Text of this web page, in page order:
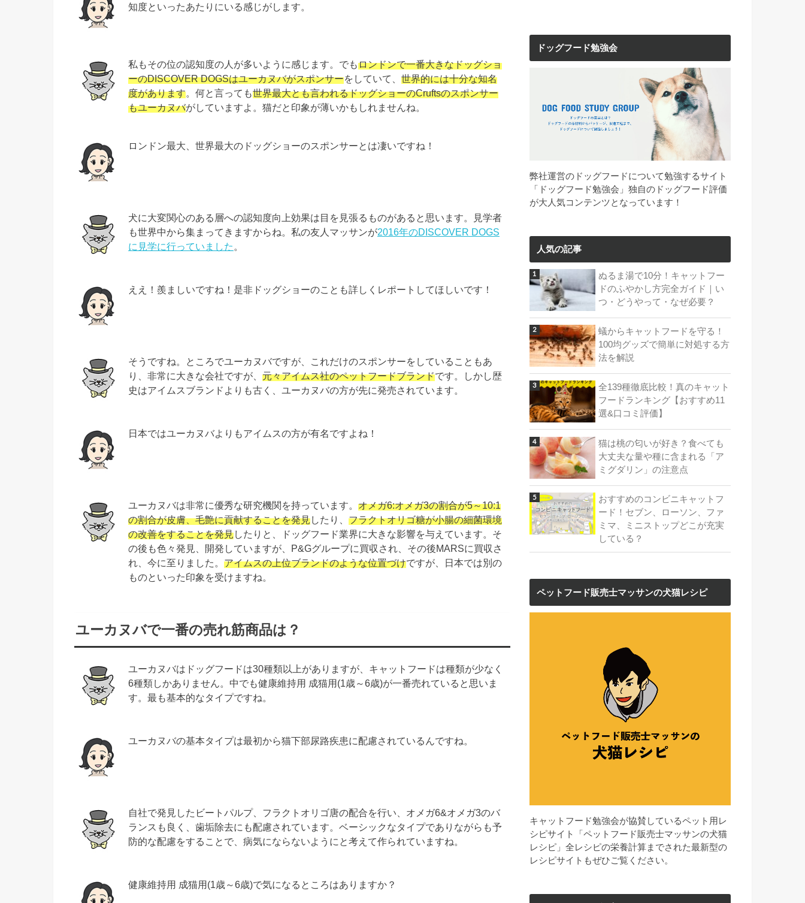
知度といったあたりにいる感じがします。
私もその位の認知度の人が多いように感じます。でもロンドンで一番大きなドッグショ
ーのDISCOVER DOGSはユーカヌバがスポンサーをしていて、 世界的には十分な知名
度があります。何と言っても世界最大とも言われるドッグショーのCruftsのスポンサー
もユーカヌバがしていますよ。猫だと印象が薄いかもしれませんね。
ロンドン最大、世界最大のドッグショーのスポンサーとは凄いですね！
犬に大変関心のある層への認知度向上効果は目を見張るものがあると思います。見学者
も世界中から集まってきますからね。私の友人マッサンが2016年のDISCOVER DOGS
に見学に行っていました 。
ええ！羨ましいですね！是非ドッグショーのことも詳しくレポートしてほしいです！
そうですね。ところでユーカヌバですが、これだけのスポンサーをしていることもあ
り、非常に大きな会社ですが、 元々アイムス社のペットフードブランドです。しかし歴
史はアイムスブランドよりも古く、ユーカヌバの方が先に発売されています。
日本ではユーカヌバよりもアイムスの方が有名ですよね！
ユーカヌバは非常に優秀な研究機関を持っています。 オメガ6:オメガ3の割合が5～10:1
の割合が皮膚、毛艶に貢献することを発見したり、 フラクトオリゴ糖が小腸の細菌環境
の改善をすることを発見したりと、ドッグフード業界に大きな影響を与えています。そ
の後も色々発見、開発していますが、P&Gグループに買収され、その後MARSに買収さ
れ、今に至りました。 アイムスの上位ブランドのような位置づけですが、日本では別の
ものといった印象を受けますね。
ユーカヌバで一番の売れ筋商品は？
ユーカヌバはドッグフードは30種類以上がありますが、キャットフードは種類が少なく
6種類しかありません。中でも健康維持用 成猫用(1歳～6歳)が一番売れていると思いま
す。最も基本的なタイプですね。
ユーカヌバの基本タイプは最初から猫下部尿路疾患に配慮されているんですね。
自社で発見したビートパルプ、フラクトオリゴ唐の配合を行い、オメガ6&オメガ3のバ
ランスも良く、歯垢除去にも配慮されています。ベーシックなタイプでありながらも予
防的な配慮をすることで、病気にならないようにと考えて作られていますね。
健康維持用 成猫用(1歳～6歳)で気になるところはありますか？
ドッグフード勉強会
弊社運営のドッグフードについて勉強するサイト
「ドッグフード勉強会」独自のドッグフード評価
が大人気コンテンツとなっています！
人気の記事
ぬるま湯で10分！キャットフー
ドのふやかし方完全ガイド｜い
つ・どうやって・なぜ必要？
蟻からキャットフードを守る！
100均グッズで簡単に対処する方
法を解説
全139種徹底比較！真のキャット
フードランキング【おすすめ11
選&口コミ評価】
猫は桃の匂いが好き？食べても
大丈夫な量や種に含まれる「ア
ミグダリン」の注意点
おすすめのコンビニキャットフ
ード！セブン、ローソン、ファ
ミマ、ミニストップどこが充実
している？
ペットフード販売士マッサンの犬猫レシピ
キャットフード勉強会が協賛しているペット用レ
シピサイト「ペットフード販売士マッサンの犬猫
レシピ」全レシピの栄養計算までされた最新型の
レシピサイトもぜひご覧ください。